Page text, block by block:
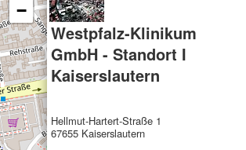
Westpfalz-Klinikum
GmbH - Standort I
Kaiserslautern
Hellmut-Hartert-Straße 1
67655 Kaiserslautern
−